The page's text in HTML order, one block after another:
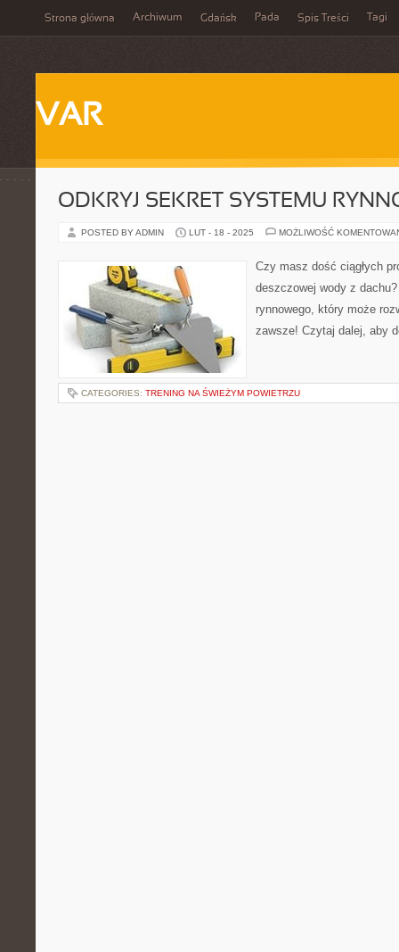
Strona główna Archiwum Gdańsk Pada Spis Treści Tagi
VAR
ODKRYJ SEKRET SYSTEMU
POSTED BY ADMIN LUT - 18 - 2025 MOŻLIWOŚĆ
Czy masz dość ciągłych
deszczowej wody z
rynnowego, który może
zawsze! Czytaj dalej, aby
CATEGORIES: TRENING NA ŚWIEŻYM POWIETRZU